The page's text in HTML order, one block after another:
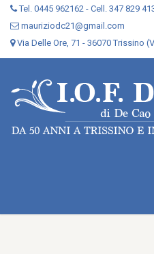
Tel. 0445 962162 - Cell. 347 829
mauriziodc21@gmail.com
Via Delle Ore, 71 - 36070 Trissino